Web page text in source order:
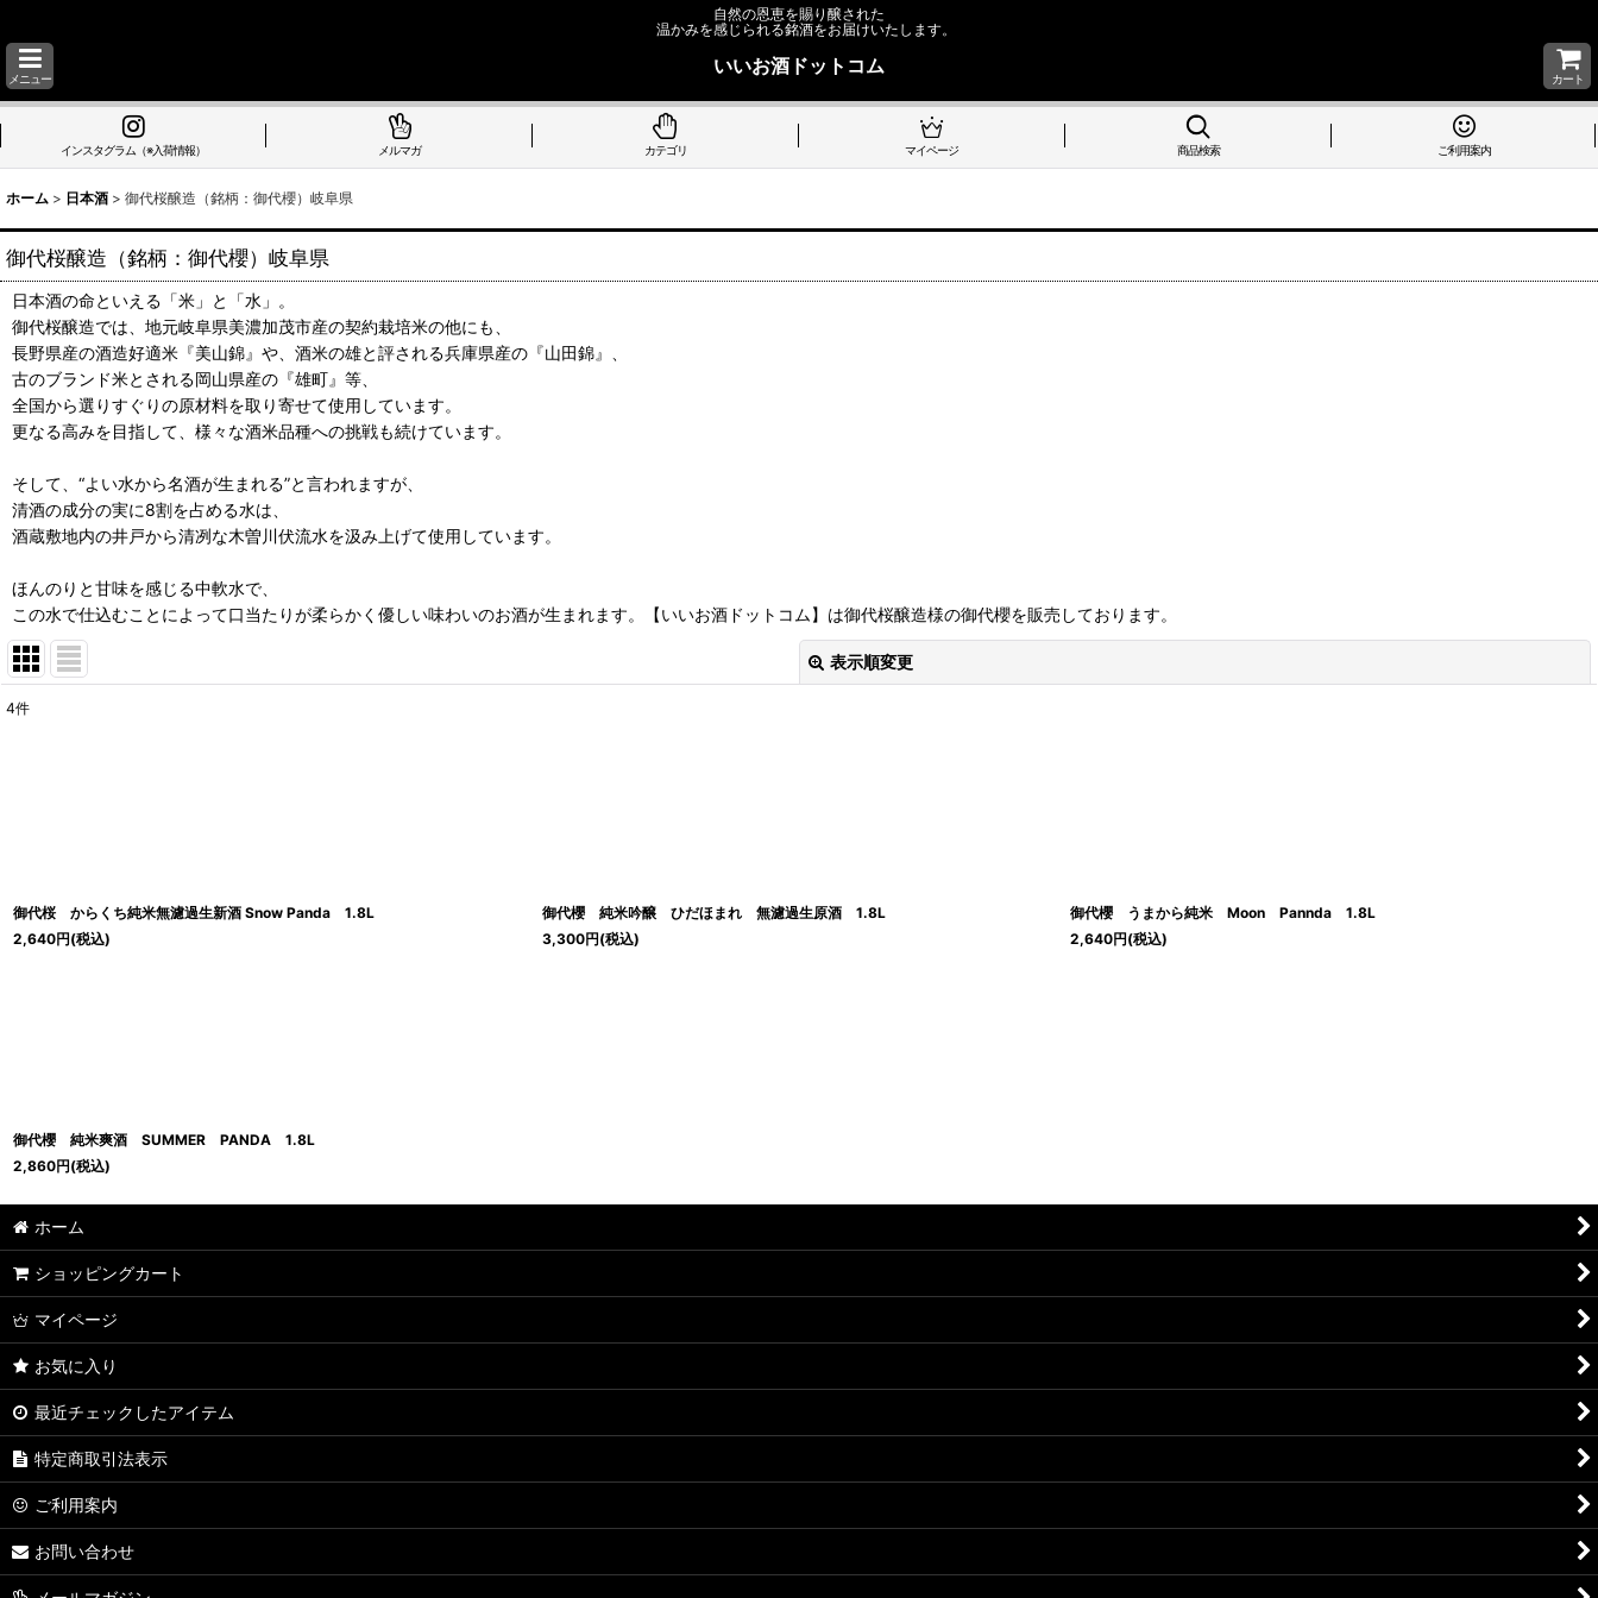
自然の恩恵を賜り醸された
温かみを感じられる銘酒をお届けいたします。
メニュー
いいお酒ドットコム
カート
インスタグラム（※入荷情報） メルマガ カテゴリ マイページ 商品検索 ご利用案内
ホーム > 日本酒 > 御代桜醸造（銘柄：御代櫻）岐阜県
御代桜醸造（銘柄：御代櫻）岐阜県
日本酒の命といえる「米」と「水」。
御代桜醸造では、地元岐阜県美濃加茂市産の契約栽培米の他にも、
長野県産の酒造好適米『美山錦』や、酒米の雄と評される兵庫県産の『山田錦』、
古のブランド米とされる岡山県産の『雄町』等、
全国から選りすぐりの原材料を取り寄せて使用しています。
更なる高みを目指して、様々な酒米品種への挑戦も続けています。
そして、“よい水から名酒が生まれる”と言われますが、
清酒の成分の実に8割を占める水は、
酒蔵敷地内の井戸から清冽な木曽川伏流水を汲み上げて使用しています。
ほんのりと甘味を感じる中軟水で、
この水で仕込むことによって口当たりが柔らかく優しい味わいのお酒が生まれます。【いいお酒ドットコム】は御代桜醸造様の御代櫻を販売しております。
表示順変更
4件
御代桜 からくち純米無濾過生新酒 Snow Panda 1.8L
2,640円(税込)
御代櫻 純米吟醸 ひだほまれ 無濾過生原酒 1.8L
3,300円(税込)
御代櫻 うまから純米 Moon Pannda 1.8L
2,640円(税込)
御代櫻 純米爽酒 SUMMER PANDA 1.8L
2,860円(税込)
ホーム
ショッピングカート
マイページ
お気に入り
最近チェックしたアイテム
特定商取引法表示
ご利用案内
お問い合わせ